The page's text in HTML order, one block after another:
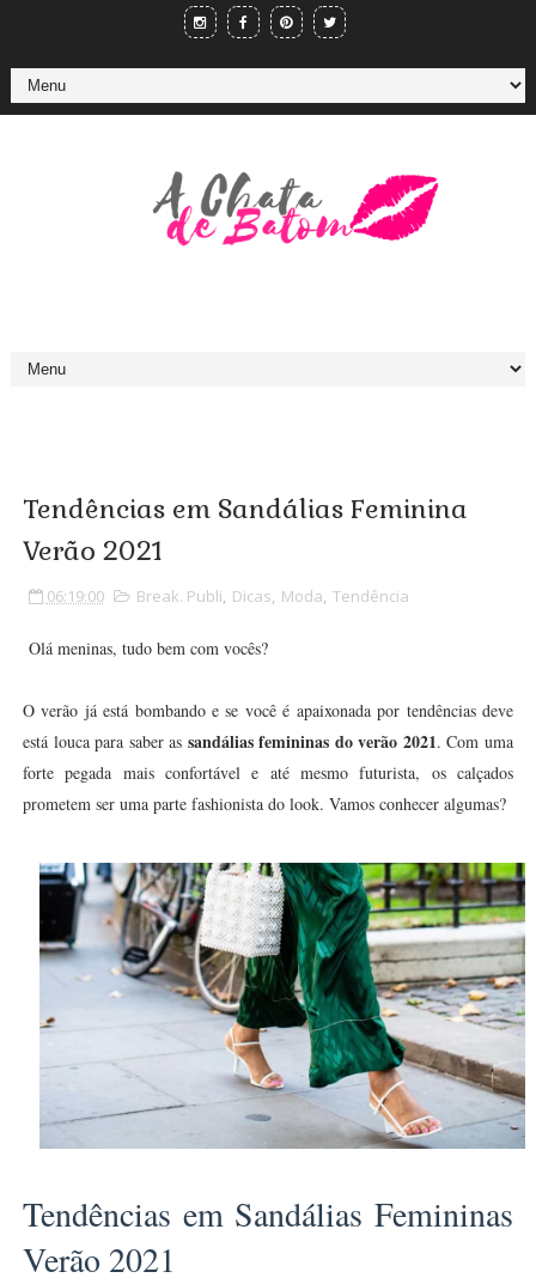
Tendências em Sandálias Feminina
Verão 2021
06:19:00 Break. Publi, Dicas, Moda, Tendência
Olá meninas, tudo bem com vocês?
O verão já está bombando e se você é apaixonada por tendências deve
está louca para saber as sandálias femininas do verão 2021. Com uma
forte pegada mais confortável e até mesmo futurista, os calçados
prometem ser uma parte fashionista do look. Vamos conhecer algumas?
Tendências em Sandálias Femininas
Verão 2021